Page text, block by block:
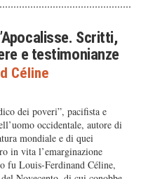
Scritti,
e testimonianze
Céline
dei poveri”, pacifista e
occidentale, autore di
mondiale e di quei
in vita l’emarginazione
fu Louis-Ferdinand Céline,